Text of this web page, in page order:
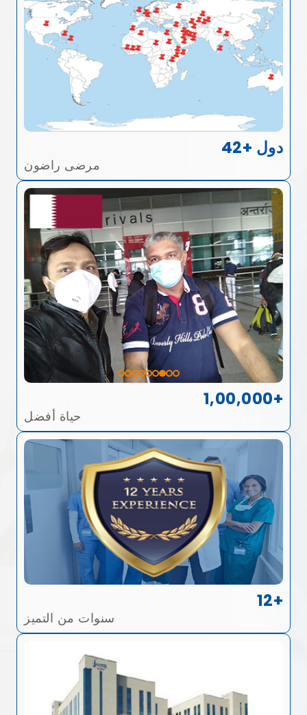
42+ دول
مرضى راضون
1,00,000+
حياة أفضل
12+
سنوات من التميز